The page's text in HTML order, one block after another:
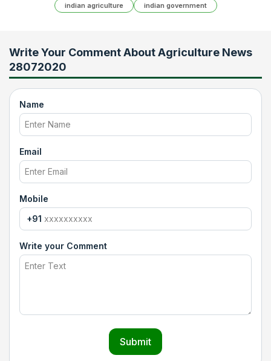
indian agriculture indian government
Write Your Comment AboutAgriculture News
28072020
Name
Email
Mobile
+91
Write your Comment
Submit